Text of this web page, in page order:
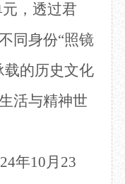
，透过君
同身份“照镜
载的历史文化
活与精神世
年10月23